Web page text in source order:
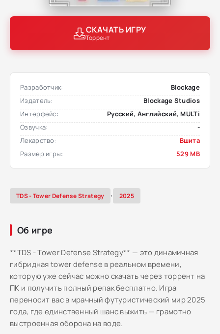
СКАЧАТЬ ИГРУ
Торрент
Разработчик:
Blockage
Издатель:
Blockage Studios
Интерфейс:
Русский, Английский, MULTi
Озвучка:
-
Лекарство:
Вшита
Размер игры:
529 MB
TDS - Tower Defense Strategy , 2025
Об игре
**TDS - Tower Defense Strategy** — это динамичная
гибридная tower defense в реальном времени,
которую уже сейчас можно скачать через торрент на
ПК и получить полный репак бесплатно. Игра
переносит вас в мрачный футуристический мир 2025
года, где единственный шанс выжить — грамотно
выстроенная оборона на воде.